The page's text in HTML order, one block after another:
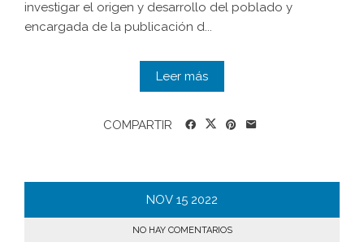
investigar el origen y desarrollo del poblado y
encargada de la publicación d...
Leer más
COMPARTIR
NOV 15 2022
NO HAY COMENTARIOS